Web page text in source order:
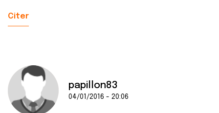
Citer
papillon83
04/01/2016 - 20:06